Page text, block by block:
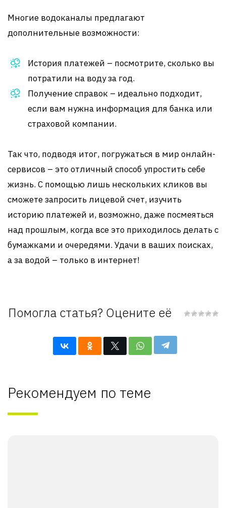
Многие водоканалы предлагают
дополнительные возможности:
История платежей – посмотрите, сколько вы
потратили на воду за год.
Получение справок – идеально подходит,
если вам нужна информация для банка или
страховой компании.
Так что, подводя итог, погружаться в мир онлайн-
сервисов – это отличный способ упростить себе
жизнь. С помощью лишь нескольких кликов вы
сможете запросить лицевой счет, изучить
историю платежей и, возможно, даже посмеяться
над прошлым, когда все это приходилось делать с
бумажками и очередями. Удачи в ваших поисках,
а за водой – только в интернет!
Помогла статья? Оцените её
Рекомендуем по теме